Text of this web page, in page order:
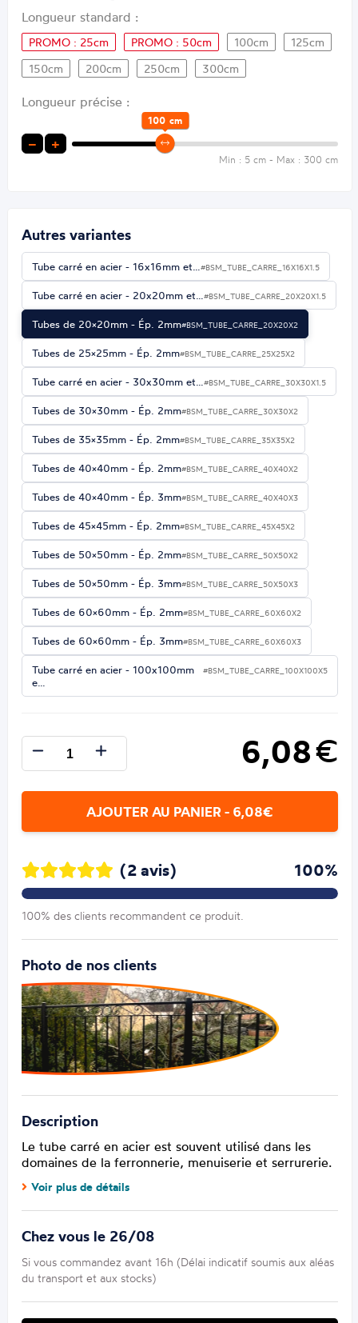
Longueur standard :
PROMO : 25cm PROMO : 50cm 100cm
125cm
150cm
200cm 250cm 300cm
Longueur précise :
− +
100 cm
Min : 5 cm - Max : 300 cm
Autres variantes
Tube carré en acier - 16x16mm et…#BSM_TUBE_CARRE_16X16X1.5
Tube carré en acier - 20x20mm et…#BSM_TUBE_CARRE_20X20X1.5
Tubes de 20×20mm - Ép. 2mm#BSM_TUBE_CARRE_20X20X2
Tubes de 25×25mm - Ép. 2mm#BSM_TUBE_CARRE_25X25X2
Tube carré en acier - 30x30mm et…#BSM_TUBE_CARRE_30X30X1.5
Tubes de 30×30mm - Ép. 2mm#BSM_TUBE_CARRE_30X30X2
Tubes de 35×35mm - Ép. 2mm#BSM_TUBE_CARRE_35X35X2
Tubes de 40×40mm - Ép. 2mm#BSM_TUBE_CARRE_40X40X2
Tubes de 40×40mm - Ép. 3mm#BSM_TUBE_CARRE_40X40X3
Tubes de 45×45mm - Ép. 2mm#BSM_TUBE_CARRE_45X45X2
Tubes de 50×50mm - Ép. 2mm#BSM_TUBE_CARRE_50X50X2
Tubes de 50×50mm - Ép. 3mm#BSM_TUBE_CARRE_50X50X3
Tubes de 60×60mm - Ép. 2mm#BSM_TUBE_CARRE_60X60X2
Tubes de 60×60mm - Ép. 3mm#BSM_TUBE_CARRE_60X60X3
Tube carré en acier - 100x100mm
e…
#BSM_TUBE_CARRE_100X100X5
6,08€
AJOUTER AU PANIER - 6,08€
(2 avis) 100%
100% des clients recommandent ce produit.
Photo de nos clients
Description
Le tube carré en acier est souvent utilisé dans les
domaines de la ferronnerie, menuiserie et serrurerie.
Voir plus de détails
Chez vous le 26/08
Si vous commandez avant 16h (Délai indicatif soumis aux aléas
du transport et aux stocks)